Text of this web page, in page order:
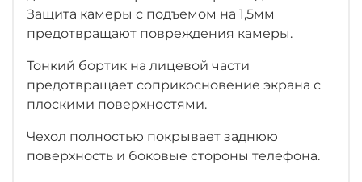
Защита камеры с подъемом на 1,5мм
предотвращают повреждения камеры.
Тонкий бортик на лицевой части
предотвращает соприкосновение экрана с
плоскими поверхностями.
Чехол полностью покрывает заднюю
поверхность и боковые стороны телефона.